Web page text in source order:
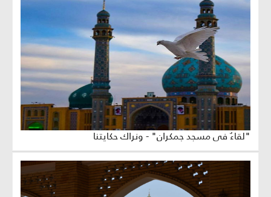
"لقاءٌ في مسجد جمكران" - ونراك حكايتنا